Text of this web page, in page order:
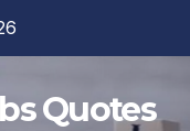
Quotes